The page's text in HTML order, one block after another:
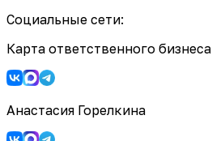
Социальные сети:
Карта ответственного бизнеса
Анастасия Горелкина